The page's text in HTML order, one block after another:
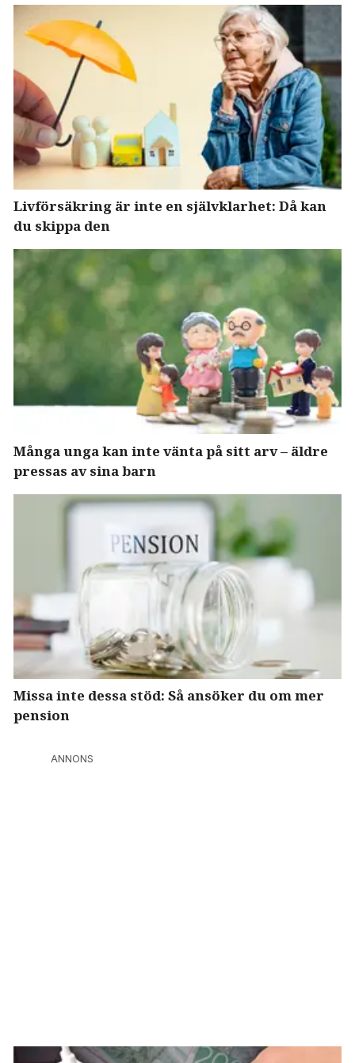
Livförsäkring är inte en självklarhet: Då kan
du skippa den
Många unga kan inte vänta på sitt arv – äldre
pressas av sina barn
Missa inte dessa stöd: Så ansöker du om mer
pension
ANNONS